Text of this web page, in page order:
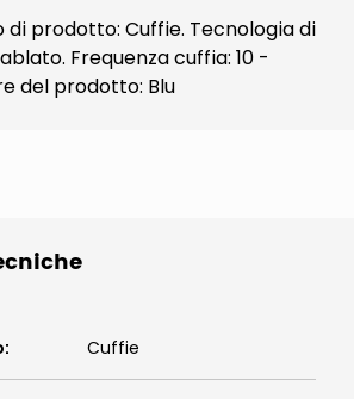
di prodotto: Cuffie. Tecnologia di
Frequenza cuffia: 10 -
del prodotto: Blu
: Cuffie